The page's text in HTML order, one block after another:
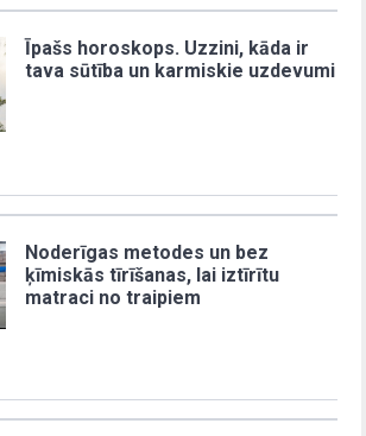
Īpašs horoskops. Uzzini, kāda ir
tava sūtība un karmiskie uzdevumi
Noderīgas metodes un bez
ķīmiskās tīrīšanas, lai iztīrītu
matraci no traipiem